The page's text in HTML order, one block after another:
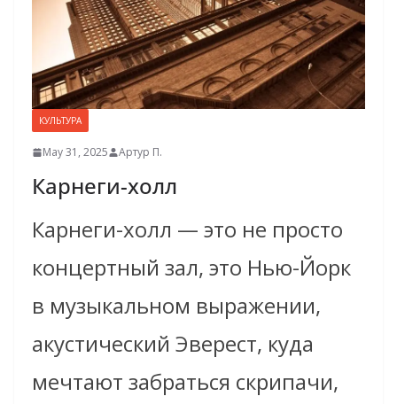
КУЛЬТУРА
May 31, 2025 Артур П.
Карнеги-холл
Карнеги-холл — это не просто
концертный зал, это Нью-Йорк
в музыкальном выражении,
акустический Эверест, куда
мечтают забраться скрипачи,